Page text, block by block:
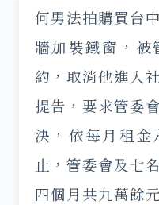
何男法拍購買台
牆加裝鐵窗，被
約，取消他進入
提告，要求管委
決，依每月租金
止，管委會及七
四個月共九萬餘